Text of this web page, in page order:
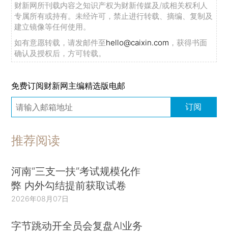
财新网所刊载内容之知识产权为财新传媒及/或相关权利人
专属所有或持有。未经许可，禁止进行转载、摘编、复制及
建立镜像等任何使用。
如有意愿转载，请发邮件至hello@caixin.com ，获得书面
确认及授权后，方可转载。
免费订阅财新网主编精选版电邮
订阅
推荐阅读
河南“三支一扶”考试规模化作
弊 内外勾结提前获取试卷
2026年08月07日
字节跳动开全员会复盘AI业务